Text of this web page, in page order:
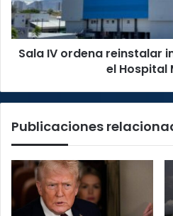
en
el
Hospital
México
Sala IV ordena reinstalar
el Hospital
Publicaciones